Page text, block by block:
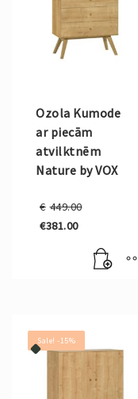
Ozola Kumode
ar piecām
atvilktnēm
Nature by VOX
€ 449.00
€449.00.
€381.00
Sale! -15%